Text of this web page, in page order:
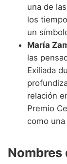
una de
los
un
María
las
Exiliada
relación
Premio
como
Nombres